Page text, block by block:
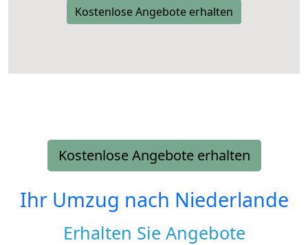
Kostenlose Angebote erhalten
Kostenlose Angebote erhalten
Ihr Umzug nach Niederlande
Erhalten Sie Angebote